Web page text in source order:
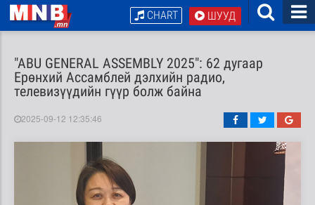
ШУУД
CHART
"ABU GENERAL ASSEMBLY 2025": 62 дугаар
Ерөнхий Ассамблей дэлхийн радио,
телевизүүдийн гүүр болж байна
2025-09-12 12:35:46